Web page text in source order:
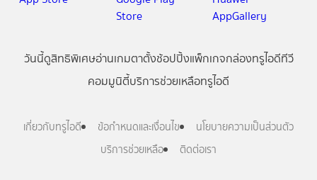
วันนี้ดูสิทธิพิเศษอ่านเกมตาตั้งช้อปปิ้งแพ็กเกจกล่องทรูไอดีทีวี
คอมมูนิตี้บริการช่วยเหลือทรูไอดี
เกี่ยวกับทรูไอดี ข้อกำหนดและเงื่อนไข
นโยบายความเป็นส่วนตัว
บริการช่วยเหลือ
ติดต่อเรา